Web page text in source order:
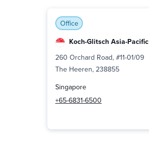
Office
Koch-Glitsch Asia-Pacific
260 Orchard Road, #11-01/09
The Heeren, 238855
Singapore
+65-6831-6500